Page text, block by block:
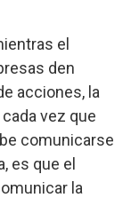
el
den
acciones, la
vez que
comunicarse
es que el
la